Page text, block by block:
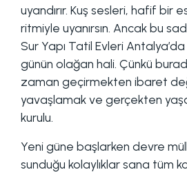
uyandırır. Kuş sesleri, hafif bir
ritmiyle uyanırsın. Ancak bu
Sur Yapı Tatil Evleri
günün olağan hali. Çünkü
zaman geçirmekten ibaret
yavaşlamak ve gerçekten
kurulu.
Yeni güne başlarken devre
sunduğu kolaylıklar sana tüm